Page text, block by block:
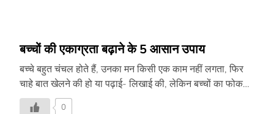
बच्चों की एकाग्रता बढ़ाने के 5 आसान उपाय
बच्चे बहुत चंचल होते हैं, उनका मन किसी एक काम नहीं लगता, फिर
चाहे बात खेलने की हो या पढ़ाई- लिखाई की, लेकिन बच्चों का फोकस
बढ़ाने के बहुत ही आसान उपाय है, जिसे आप इस लेख में पढ़ सकते हैं।
0